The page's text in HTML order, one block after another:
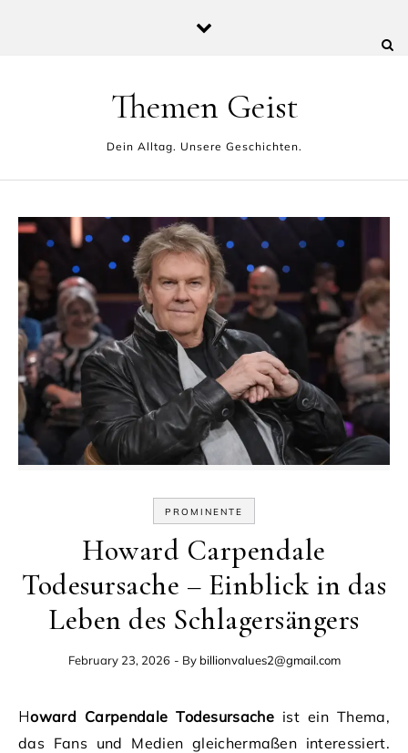
Themen Geist
Dein Alltag. Unsere Geschichten.
PROMINENTE
Howard Carpendale
Todesursache – Einblick in das
Leben des Schlagersängers
February 23, 2026 - By billionvalues2@gmail.com
Howard Carpendale Todesursache ist ein Thema,
das Fans und Medien gleichermaßen interessiert.